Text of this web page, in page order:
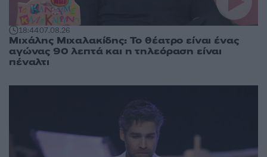
18:4407.08.26
Μιχάλης Μιχαλακίδης: Το θέατρο είναι ένας
αγώνας 90 λεπτά και η τηλεόραση είναι
πέναλτι